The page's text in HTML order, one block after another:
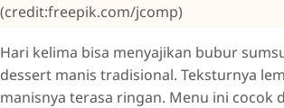
(credit:freepik.com/jcomp)
Hari kelima bisa menyajikan bubur
dessert manis tradisional. Teksturnya
manisnya terasa ringan. Menu ini cocok